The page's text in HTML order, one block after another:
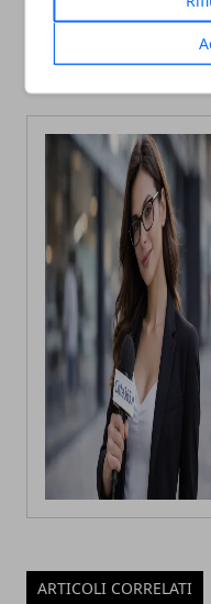
Bologna, nuovo incontro
Palazzo Pepoli sul centro
storico
ARTICOLI CORRELATI